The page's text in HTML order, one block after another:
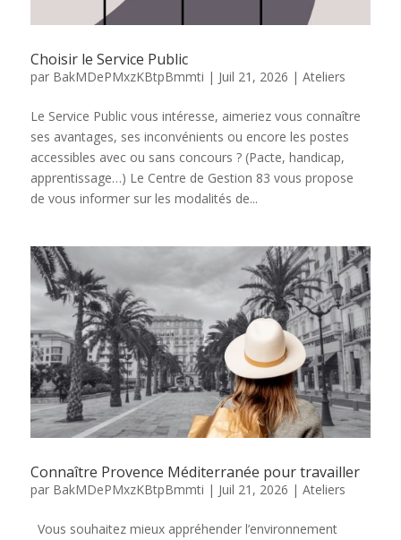
Choisir le Service Public
par BakMDePMxzKBtpBmmti | Juil 21, 2026 | Ateliers
Le Service Public vous intéresse, aimeriez vous connaître
ses avantages, ses inconvénients ou encore les postes
accessibles avec ou sans concours ? (Pacte, handicap,
apprentissage…) Le Centre de Gestion 83 vous propose
de vous informer sur les modalités de...
Connaître Provence Méditerranée pour travailler
par BakMDePMxzKBtpBmmti | Juil 21, 2026 | Ateliers
Vous souhaitez mieux appréhender l’environnement